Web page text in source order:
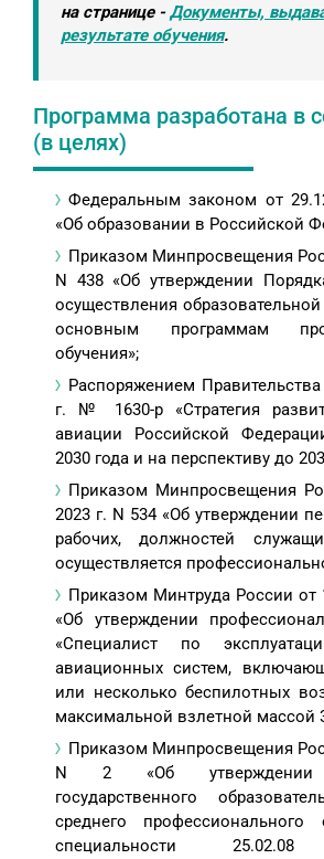
на странице -Документы,
результате обучения.
Программа разработана в
(в целях)
Федеральным законом от
«Об образовании в Российской
Приказом Минпросвещения
N 438 «Об утверждении
осуществления
основным программам
обучения»;
Распоряжением
г. № 1630-р «Стратегия
авиации Российской
2030 года и на перспективу до
Приказом Минпросвещения
2023 г. N 534 «Об утверждении
рабочих, должностей
осуществляется
Приказом Минтруда России от
«Об утверждении
«Специалист по
авиационных систем,
или несколько беспилотных
максимальной взлетной массой
Приказом Минпросвещения
N 2 «Об утверждении
государственного
среднего профессионального
специальности 25.02.08